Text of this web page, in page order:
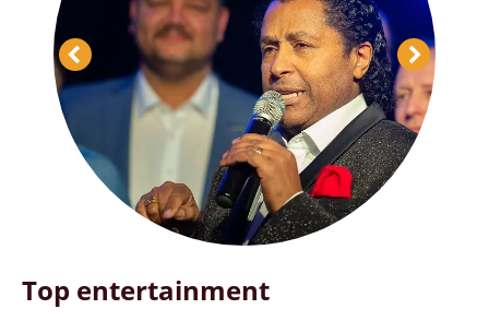
Top entertainment